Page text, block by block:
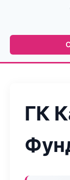
ГК